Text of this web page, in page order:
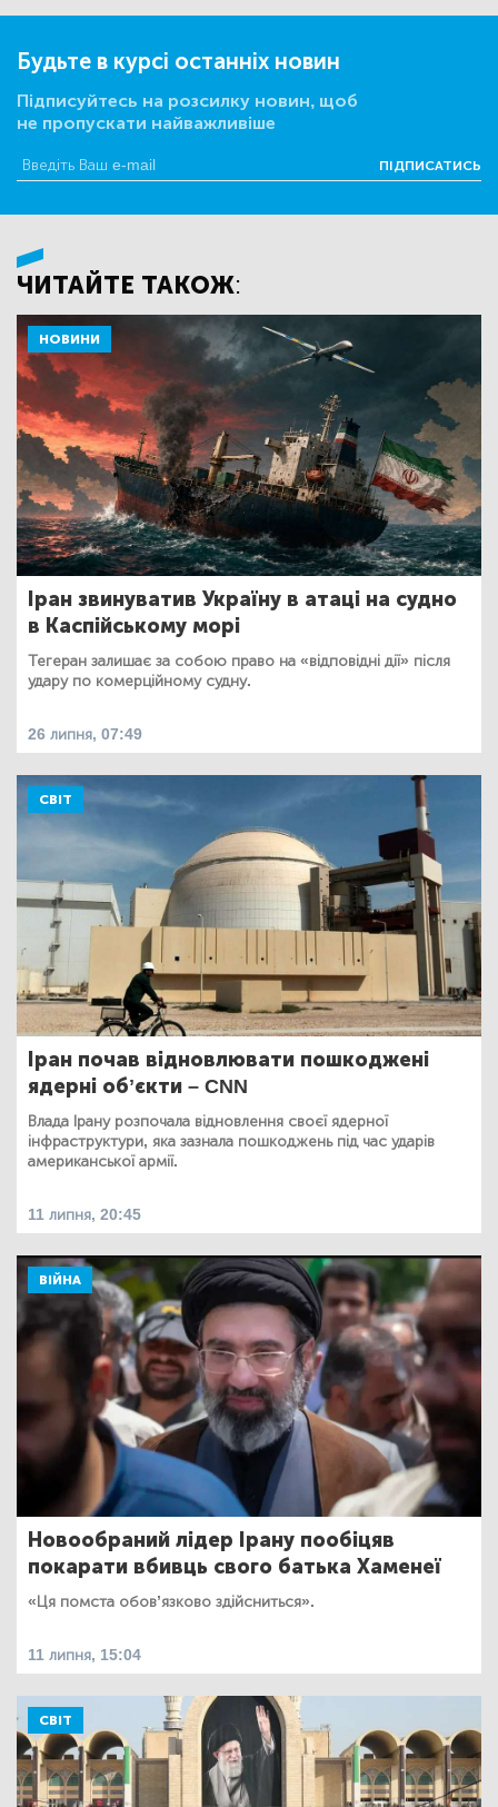
Будьте в курсі останніх новин
Підписуйтесь на розсилку новин, щоб
не пропускати найважливіше
ПІДПИСАТИСЬ
ЧИТАЙТЕ ТАКОЖ:
НОВИНИ
Іран звинуватив Україну в атаці на судно
в Каспійському морі
Тегеран залишає за собою право на «відповідні дії» після
удару по комерційному судну.
26 липня, 07:49
СВІТ
Іран почав відновлювати пошкоджені
ядерні обʼєкти – CNN
Влада Ірану розпочала відновлення своєї ядерної
інфраструктури, яка зазнала пошкоджень під час ударів
американської армії.
11 липня, 20:45
ВІЙНА
Новообраний лідер Ірану пообіцяв
покарати вбивць свого батька Хаменеї
«Ця помста обов’язково здійсниться».
11 липня, 15:04
СВІТ